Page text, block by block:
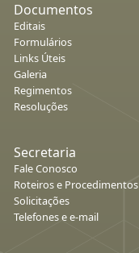
Documentos
Editais
Formulários
Links Úteis
Galeria
Regimentos
Resoluções
Secretaria
Fale Conosco
Roteiros e Procedimentos
Solicitações
Telefones e e-mail